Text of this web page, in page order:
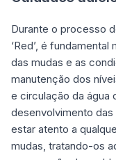
Durante o processo
‘Red’, é
das mudas e as
manutenção dos
e circulação da água
desenvolvimento
estar atento a
mudas, tratando-os